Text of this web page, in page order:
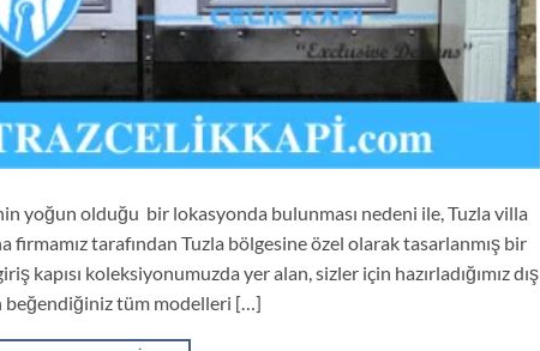
yoğun olduğu bir lokasyonda bulunması nedeni ile, Tuzla villa
firmamız tarafından Tuzla bölgesine özel olarak tasarlanmış bir
kapısı koleksiyonumuzda yer alan, sizler için hazırladığımız dış
beğendiğiniz tüm modelleri […]